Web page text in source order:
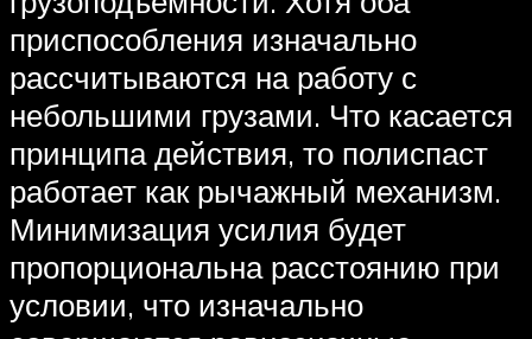
приспособления изначально
рассчитываются на работу с
небольшими грузами. Что касается
принципа действия, то полиспаст
работает как рычажный механизм.
Минимизация усилия будет
пропорциональна расстоянию при
условии, что изначально